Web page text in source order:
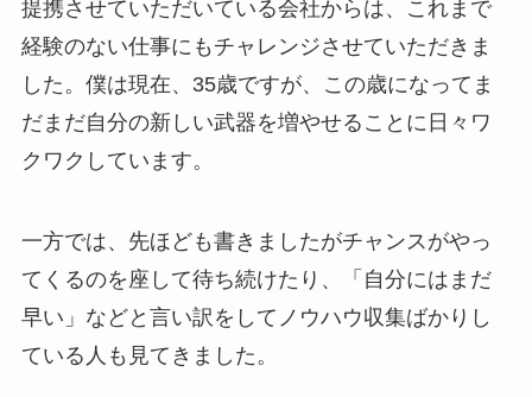
提携させていただいている会社からは、これまで
経験のない仕事にもチャレンジさせていただきま
した。僕は現在、35歳ですが、この歳になってま
だまだ自分の新しい武器を増やせることに日々ワ
クワクしています。
一方では、先ほども書きましたがチャンスがやっ
てくるのを座して待ち続けたり、「自分にはまだ
早い」などと言い訳をしてノウハウ収集ばかりし
ている人も見てきました。